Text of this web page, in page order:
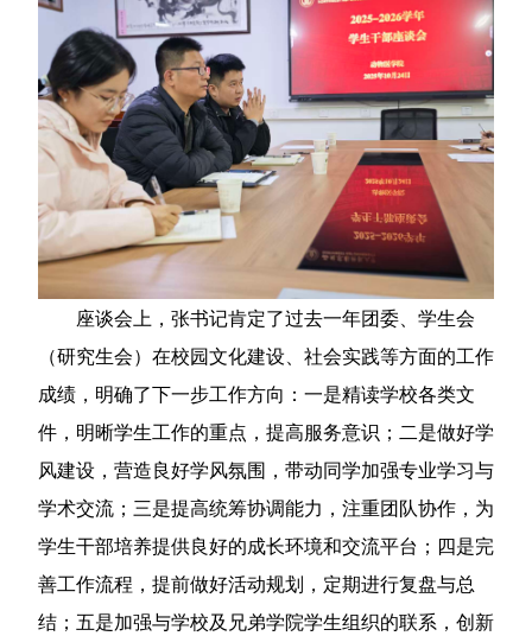
座谈会上，张书记肯定了过去一年团委、学生会
（研究生会）在校园文化建设、社会实践等方面的工作
成绩，明确了下一步工作方向：一是精读学校各类文
件，明晰学生工作的重点，提高服务意识；二是做好学
风建设，营造良好学风氛围，带动同学加强专业学习与
学术交流；三是提高统筹协调能力，注重团队协作，为
学生干部培养提供良好的成长环境和交流平台；四是完
善工作流程，提前做好活动规划，定期进行复盘与总
结；五是加强与学校及兄弟学院学生组织的联系，创新